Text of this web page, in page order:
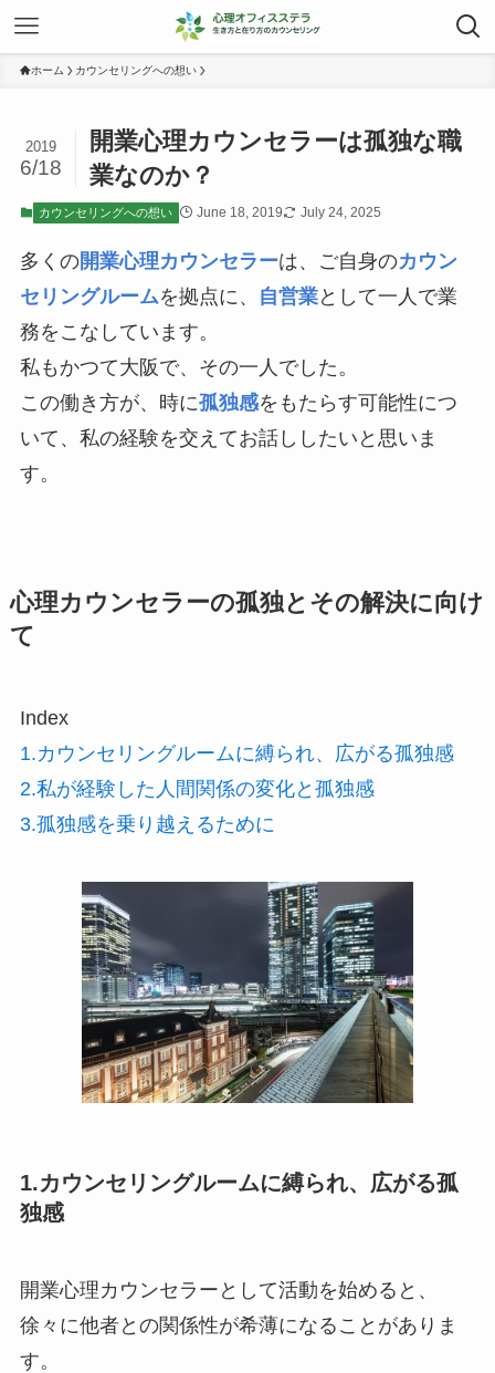
ホーム カウンセリングへの想い
開業心理カウンセラーは孤独な職
業なのか？
2019
6/18
カウンセリングへの想い June 18, 2019 July 24, 2025
多くの開業心理カウンセラーは、ご自身のカウン
セリングルームを拠点に、 自営業として一人で業
務をこなしています。
私もかつて大阪で、その一人でした。
この働き方が、時に孤独感をもたらす可能性につ
いて、私の経験を交えてお話ししたいと思いま
す。
心理カウンセラーの孤独とその解決に向け
て
Index
1.カウンセリングルームに縛られ、広がる孤独感
2.私が経験した人間関係の変化と孤独感
3.孤独感を乗り越えるために
1.カウンセリングルームに縛られ、広がる孤
独感
開業心理カウンセラーとして活動を始めると、
徐々に他者との関係性が希薄になることがありま
す。